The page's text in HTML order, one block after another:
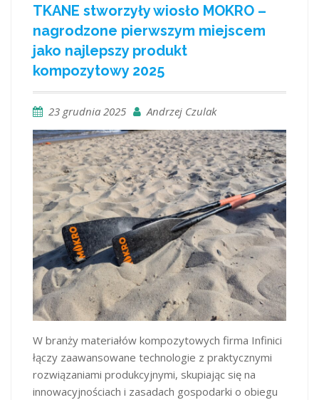
TKANE stworzyły wiosło MOKRO –
nagrodzone pierwszym miejscem
jako najlepszy produkt
kompozytowy 2025
23 grudnia 2025 Andrzej Czulak
W branży materiałów kompozytowych firma Infinici
łączy zaawansowane technologie z praktycznymi
rozwiązaniami produkcyjnymi, skupiając się na
innowacyjnościach i zasadach gospodarki o obiegu